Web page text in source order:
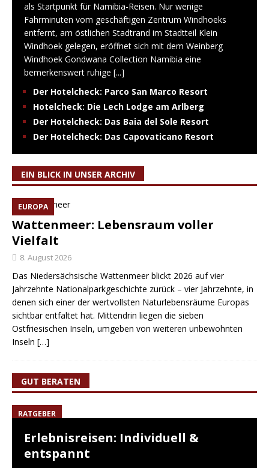
als Startpunkt für Namibia-Reisen. Nur wenige
Fahrminuten vom geschäftigen Zentrum Windhoeks
entfernt, am östlichen Stadtrand im Stadtteil Klein
Windhoek gelegen, eröffnet sich mit dem Weinberg
Windhoek Gondwana Collection Namibia eine
bemerkenswert ruhige [...]
Der Hotelcheck: Parco San Marco Resort
Hotelcheck: Die Lech Lodge am Arlberg
Der Hotelcheck: Das Baia del Sole Resort
Der Hotelcheck: Das Capovaticano Resort
EIN BLICK IN UNSER ARCHIV
EUROPA
Wattenmeer: Lebensraum voller
Vielfalt
8. August 2026
Das Niedersächsische Wattenmeer blickt 2026 auf vier
Jahrzehnte Nationalparkgeschichte zurück – vier Jahrzehnte, in
denen sich einer der wertvollsten Naturlebensräume Europas
sichtbar entfaltet hat. Mittendrin liegen die sieben
Ostfriesischen Inseln, umgeben von weiteren unbewohnten
Inseln […]
GUT BERATEN
RATGEBER
Erlebnisreisen: Individuell &
entspannt